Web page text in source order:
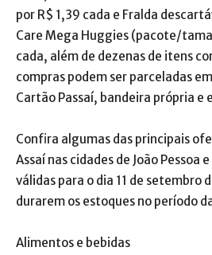
por R$ 1,39 cada e Fralda
Care Mega Huggies (pacote/
cada, além de dezenas de itens
compras podem ser parceladas
Cartão Passaí, bandeira própria e
Confira algumas das principais
Assaí nas cidades de João Pessoa
válidas para o dia 11 de setembro
durarem os estoques no período
Alimentos e bebidas